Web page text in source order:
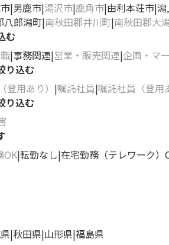
男鹿市 湯沢市 鹿角市 由利本荘市
八郎潟町 南秋田郡井川町 南秋田郡大
む
事務関連 営業・販売関連 企画・マ
り込む
登用あり） 嘱託社員 嘱託社員（登用
り込む
OK 転勤なし 在宅勤務（テレワーク）
秋田県 山形県 福島県